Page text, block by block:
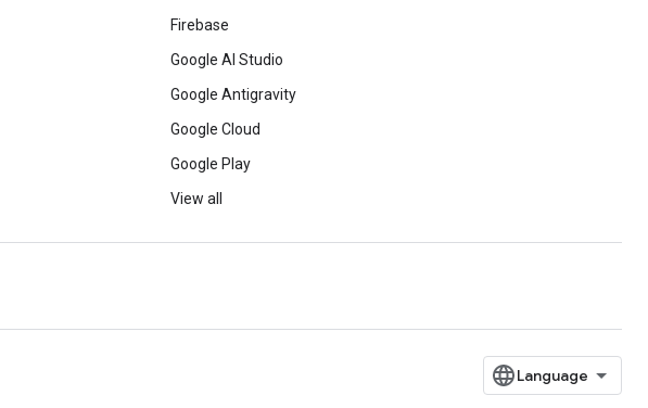
Firebase
Google AI Studio
Google Antigravity
Google Cloud
Google Play
View all